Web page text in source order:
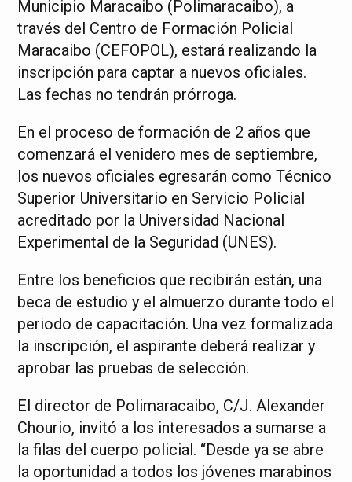
Municipio Maracaibo (Polimaracaibo), a
través del Centro de Formación Policial
Maracaibo (CEFOPOL), estará realizando la
inscripción para captar a nuevos oficiales.
Las fechas no tendrán prórroga.
En el proceso de formación de 2 años que
comenzará el venidero mes de septiembre,
los nuevos oficiales egresarán como Técnico
Superior Universitario en Servicio Policial
acreditado por la Universidad Nacional
Experimental de la Seguridad (UNES).
Entre los beneficios que recibirán están, una
beca de estudio y el almuerzo durante todo el
periodo de capacitación. Una vez formalizada
la inscripción, el aspirante deberá realizar y
aprobar las pruebas de selección.
El director de Polimaracaibo, C/J. Alexander
Chourio, invitó a los interesados a sumarse a
la filas del cuerpo policial. “Desde ya se abre
la oportunidad a todos los jóvenes marabinos